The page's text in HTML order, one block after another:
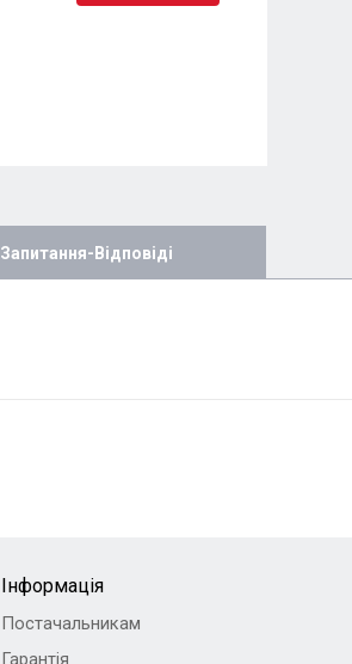
Запитання-Відповіді
Інформація
Постачальникам
Гарантія